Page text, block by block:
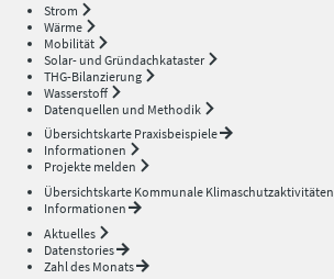
Strom
Wärme
Mobilität
Solar- und Gründachkataster
THG-Bilanzierung
Wasserstoff
Datenquellen und Methodik
Übersichtskarte Praxisbeispiele
Informationen
Projekte melden
Übersichtskarte Kommunale Klimaschutzaktivitäten
Informationen
Aktuelles
Datenstories
Zahl des Monats